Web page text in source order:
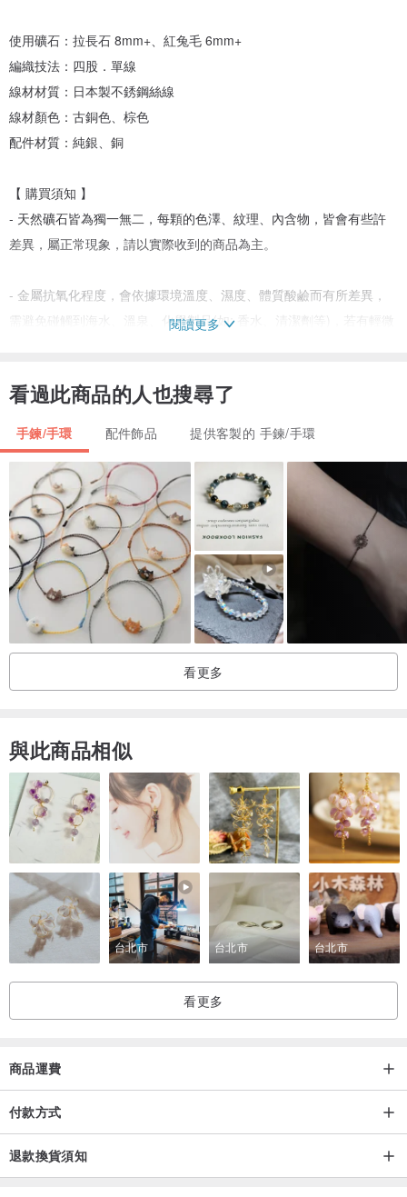
使用礦石：拉長石 8mm+、紅兔毛 6mm+
編織技法：四股．單線
線材材質：日本製不銹鋼絲線
線材顏色：古銅色、棕色
配件材質：純銀、銅
【 購買須知 】
- 天然礦石皆為獨一無二，每顆的色澤、紋理、內含物，皆會有些許
差異，屬正常現象，請以實際收到的商品為主。
- 金屬抗氧化程度，會依據環境溫度、濕度、體質酸鹼而有所差異，
需避免碰觸到海水、溫泉、化學製品(如: 香水、清潔劑等)，若有輕微
閱讀更多
看過此商品的人也搜尋了
手鍊/手環 配件飾品 提供客製的 手鍊/手環
看更多
與此商品相似
台北市 台北市 台北市
看更多
商品運費
付款方式
退款換貨須知